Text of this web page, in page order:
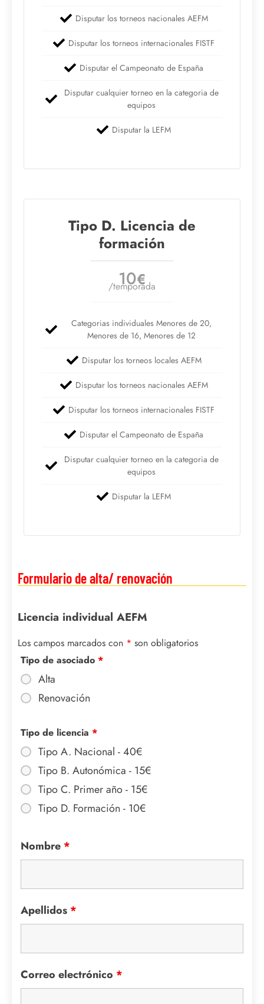
Disputar los torneos nacionales AEFM
Disputar los torneos internacionales FISTF
Disputar el Campeonato de España
Disputar cualquier torneo en la categoria de
equipos
Disputar la LEFM
Tipo D. Licencia de
formación
10€
/temporada
Categorias individuales Menores de 20,
Menores de 16, Menores de 12
Disputar los torneos locales AEFM
Disputar los torneos nacionales AEFM
Disputar los torneos internacionales FISTF
Disputar el Campeonato de España
Disputar cualquier torneo en la categoria de
equipos
Disputar la LEFM
Formulario de alta/ renovación
Licencia individual AEFM
Los campos marcados con * son obligatorios
Tipo de asociado *
Alta
Renovación
Tipo de licencia *
Tipo A. Nacional - 40€
Tipo B. Autonómica - 15€
Tipo C. Primer año - 15€
Tipo D. Formación - 10€
Nombre *
Apellidos *
Correo electrónico *